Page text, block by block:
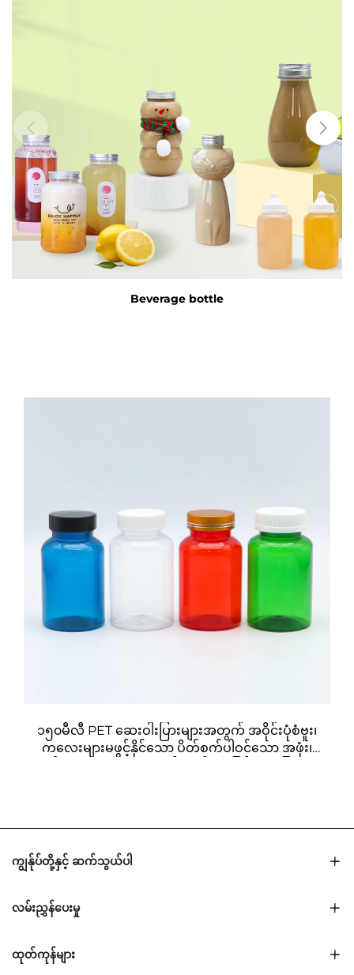
Beverage bottle
၁၅၀မီလီ PET ဆေးဝါးပြားများအတွက် အဝိုင်းပုံစံဗူး၊
ကလေးများမဖွင့်နိုင်သော ပိတ်စက်ပါဝင်သော အဖုံး၊
ကျွန်ုပ်တို့နှင့် ဆက်သွယ်ပါ
လမ်းညွှန်ပေးမှု
ထုတ်ကုန်များ